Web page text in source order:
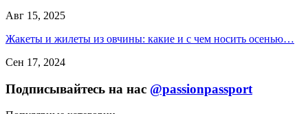
Авг 15, 2025
Жакеты и жилеты из овчины: какие и с чем носить осенью…
Сен 17, 2024
Подписывайтесь на нас @passionpassport